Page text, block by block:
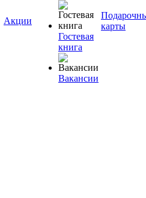
Акции
Гостевая
книга
Вакансии
карты